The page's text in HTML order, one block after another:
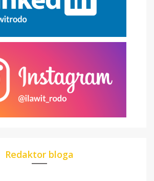
Redaktor bloga